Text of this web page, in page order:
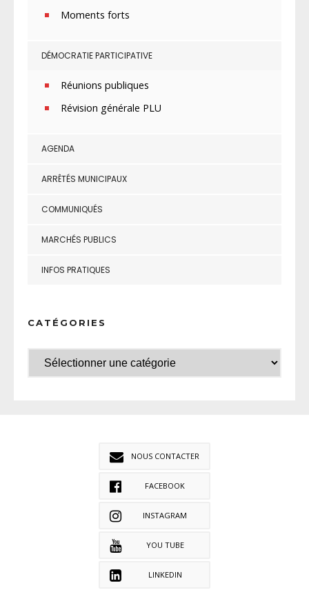
Moments forts
DÉMOCRATIE PARTICIPATIVE
Réunions publiques
Révision générale PLU
AGENDA
ARRÊTÉS MUNICIPAUX
COMMUNIQUÉS
MARCHÉS PUBLICS
INFOS PRATIQUES
CATÉGORIES
NOUS CONTACTER
FACEBOOK
INSTAGRAM
YOU TUBE
LINKEDIN